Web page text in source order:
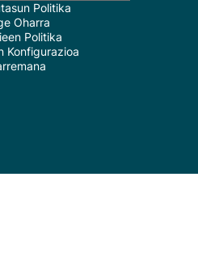
Politika
Oharra
Politika
Konfigurazioa